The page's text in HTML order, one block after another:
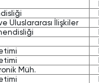
Uluslararası İlişkiler
Müh.